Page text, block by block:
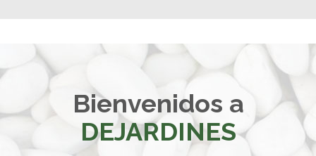
Bienvenidos a
DEJARDINES